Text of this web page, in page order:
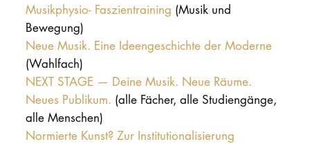
Musikphysio- Faszientraining (Musik und
Bewegung)
Neue Musik. Eine Ideengeschichte der Moderne
(Wahlfach)
NEXT STAGE — Deine Musik. Neue Räume.
Neues Publikum. (alle Fächer, alle Studiengänge,
alle Menschen)
Normierte Kunst? Zur Institutionalisierung